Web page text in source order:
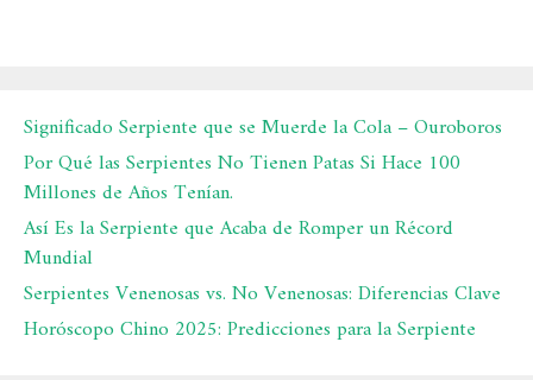
Significado Serpiente que se Muerde la Cola – Ouroboros
Por Qué las Serpientes No Tienen Patas Si Hace 100
Millones de Años Tenían.
Así Es la Serpiente que Acaba de Romper un Récord
Mundial
Serpientes Venenosas vs. No Venenosas: Diferencias Clave
Horóscopo Chino 2025: Predicciones para la Serpiente